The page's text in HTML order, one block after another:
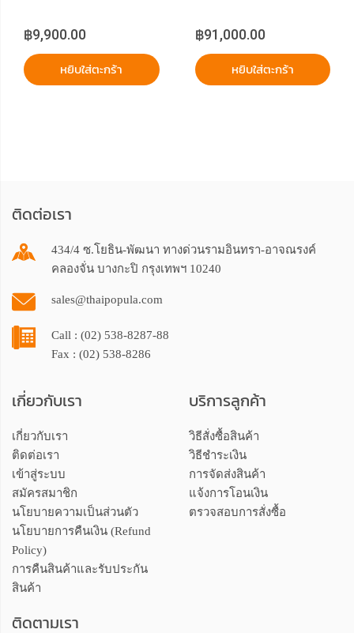
฿9,900.00
หยิบใส่ตะกร้า
฿91,000.00
หยิบใส่ตะกร้า
ติดต่อเรา
434/4 ซ.โยธิน-พัฒนา ทางด่วนรามอินทรา-อาจณรงค์
คลองจั่น บางกะปิ กรุงเทพฯ 10240
sales@thaipopula.com
Call : (02) 538-8287-88
Fax : (02) 538-8286
เกี่ยวกับเรา
เกี่ยวกับเรา
ติดต่อเรา
เข้าสู่ระบบ
สมัครสมาชิก
นโยบายความเป็นส่วนตัว
นโยบายการคืนเงิน (Refund
Policy)
การคืนสินค้าและรับประกัน
สินค้า
บริการลูกค้า
วิธีสั่งซื้อสินค้า
วิธีชำระเงิน
การจัดส่งสินค้า
แจ้งการโอนเงิน
ตรวจสอบการสั่งซื้อ
ติดตามเรา